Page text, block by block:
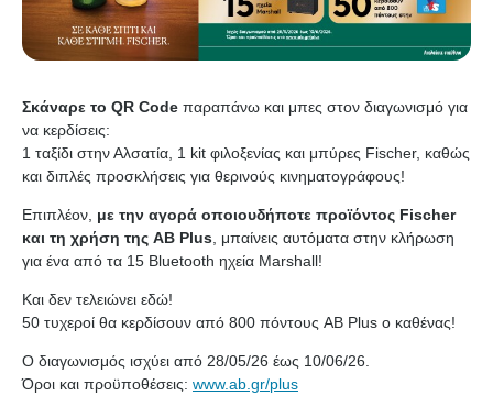
Σκάναρε το QR Code παραπάνω και μπες στον διαγωνισμό για
να κερδίσεις:
1 ταξίδι στην Αλσατία, 1 kit φιλοξενίας και μπύρες Fischer, καθώς
και διπλές προσκλήσεις για θερινούς κινηματογράφους!
Επιπλέον, με την αγορά οποιουδήποτε προϊόντος Fischer
και τη χρήση της AB Plus, μπαίνεις αυτόματα στην κλήρωση
για ένα από τα 15 Bluetooth ηχεία Marshall!
Και δεν τελειώνει εδώ!
50 τυχεροί θα κερδίσουν από 800 πόντους AB Plus ο καθένας!
Ο διαγωνισμός ισχύει από 28/05/26 έως 10/06/26.
Όροι και προϋποθέσεις: www.ab.gr/plus